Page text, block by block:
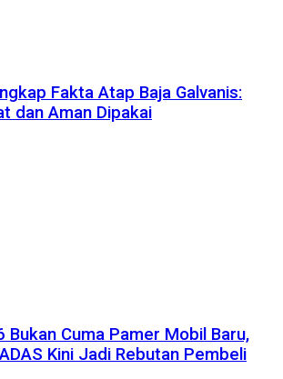
Fakta Atap Baja Galvanis:
dan Aman Dipakai
Bukan Cuma Pamer Mobil Baru,
Kini Jadi Rebutan Pembeli